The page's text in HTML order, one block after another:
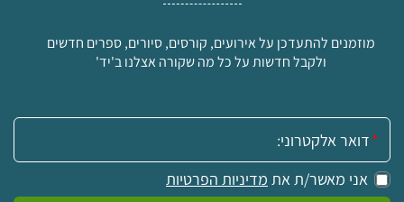
מוזמנים להתעדכן על אירועים, קורסים, סיורים, ספרים חדשים
ולקבל חדשות על כל מה שקורה אצלנו ב'יד'
אימייל:
אני מאשר/ת את מדיניות הפרטיות